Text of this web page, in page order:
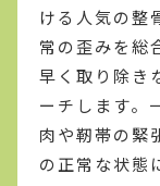
ける人気の整
常の歪みを総
早く取り除き
ーチします。
肉や靭帯の緊
の正常な状態